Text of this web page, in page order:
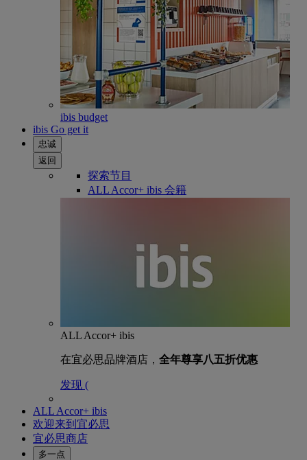
ibis budget
ibis Go get it
忠诚
返回
探索节目
ALL Accor+ ibis 会籍
ALL Accor+ ibis
在宜必思品牌酒店， 全年尊享八五折优惠
发现 (
ALL Accor+ ibis
欢迎来到宜必思
宜必思商店
多一点